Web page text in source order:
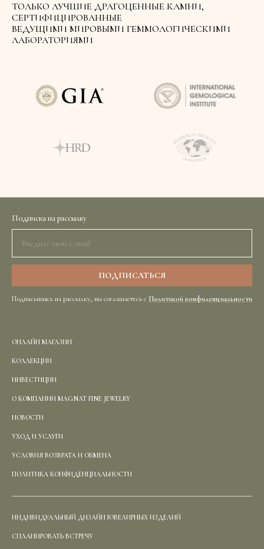
ТОЛЬКО ЛУЧШИЕ ДРАГОЦЕННЫЕ КАМНИ,
СЕРТИФИЦИРОВАННЫЕ
ВЕДУЩИМИ МИРОВЫМИ ГЕММОЛОГИЧЕСКИМИ
ЛАБОРАТОРИЯМИ
Подписка на рассылку
Подписываясь на рассылку, вы соглашаетесь с Политикой конфиденциальности
ОНЛАЙН МАГАЗИН
КОЛЛЕКЦИИ
ИНВЕСТИЦИИ
О КОМПАНИИ MAGNAT FINE JEWELRY
НОВОСТИ
УХОД И УСЛУГИ
УСЛОВИЯ ВОЗВРАТА И ОБМЕНА
ПОЛИТИКА КОНФИДЕНЦИАЛЬНОСТИ
ИНДИВИДУАЛЬНЫЙ ДИЗАЙН ЮВЕЛИРНЫХ ИЗДЕЛИЙ
СПЛАНИРОВАТЬ ВСТРЕЧУ